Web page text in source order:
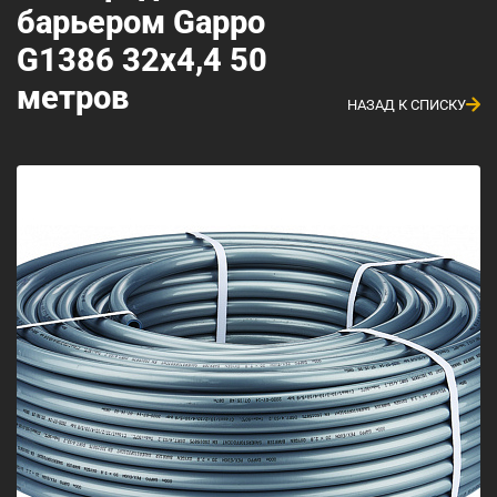
барьером Gappo
G1386 32x4,4 50
метров
НАЗАД К СПИСКУ